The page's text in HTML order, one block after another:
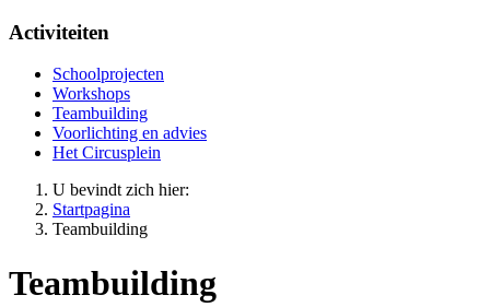
Activiteiten
Schoolprojecten
Workshops
Teambuilding
Voorlichting en advies
Het Circusplein
U bevindt zich hier:
Startpagina
Teambuilding
Teambuilding